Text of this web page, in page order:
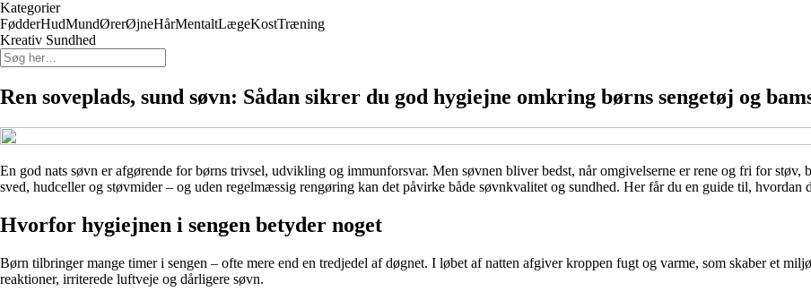
Kategorier
FødderHudMundØrerØjneHårMentaltLægeKostTræning
Kreativ Sundhed
Ren soveplads, sund søvn: Sådan sikrer du god hygiejne omkring børns sengetøj og
En god nats søvn er afgørende for børns trivsel, udvikling og immunforsvar. Men søvnen bliver bedst, når omgivelserne er rene og fri for støv,
sved, hudceller og støvmider – og uden regelmæssig rengøring kan det påvirke både søvnkvalitet og sundhed. Her får du en guide til, hvordan
Hvorfor hygiejnen i sengen betyder noget
Børn tilbringer mange timer i sengen – ofte mere end en tredjedel af døgnet. I løbet af natten afgiver kroppen fugt og varme, som skaber et
reaktioner, irriterede luftveje og dårligere søvn.